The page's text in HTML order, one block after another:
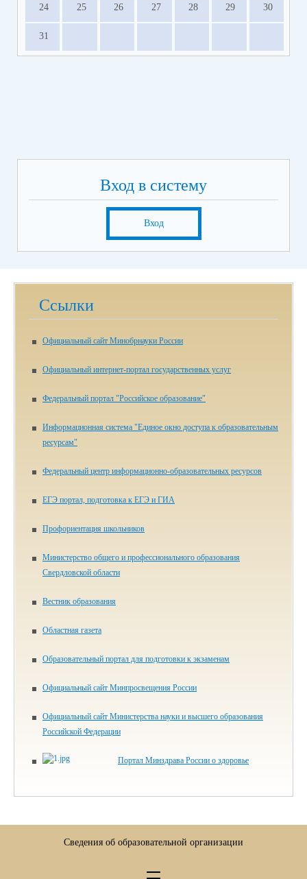
24 25 26 27 28 29 30
31
Вход в систему
Вход
Ссылки
Официальный сайт Минобрнауки России
Официальный интернет-портал государственных услуг
Федеральный портал "Российское образование"
Информационная система "Единое окно доступа к образовательным
ресурсам"
Федеральный центр информационно-образовательных ресурсов
ЕГЭ портал, подготовка к ЕГЭ и ГИА
Профориентация школьников
Министерство общего и профессионального образования
Свердловской области
Вестник образования
Областная газета
Образовательный портал для подготовки к экзаменам
Официальный сайт Минпросвещения России
Официальный сайт Министерства науки и высшего образования
Российской Федерации
Портал Минздрава России о здоровье
Сведения об образовательной организации